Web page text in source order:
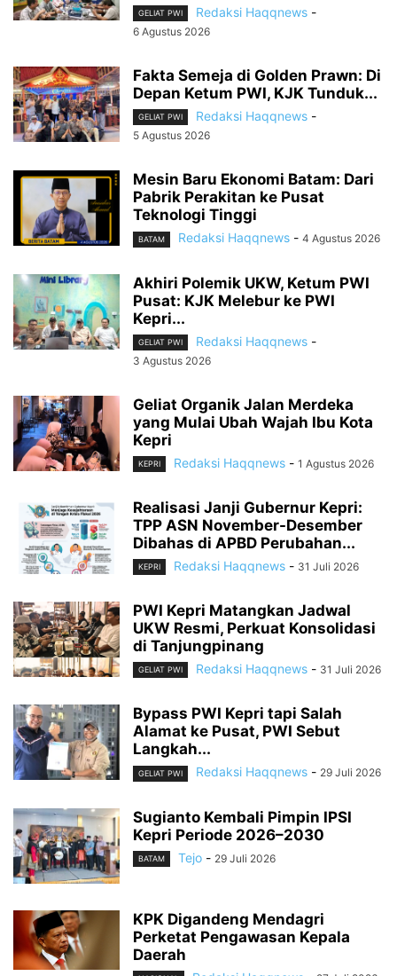
GELIAT PWI Redaksi Haqqnews -
6 Agustus 2026
Fakta Semeja di Golden Prawn: Di
Depan Ketum PWI, KJK Tunduk...
GELIAT PWI Redaksi Haqqnews -
5 Agustus 2026
Mesin Baru Ekonomi Batam: Dari
Pabrik Perakitan ke Pusat
Teknologi Tinggi
BATAM Redaksi Haqqnews - 4 Agustus 2026
Akhiri Polemik UKW, Ketum PWI
Pusat: KJK Melebur ke PWI
Kepri...
GELIAT PWI Redaksi Haqqnews -
3 Agustus 2026
Geliat Organik Jalan Merdeka
yang Mulai Ubah Wajah Ibu Kota
Kepri
KEPRI Redaksi Haqqnews - 1 Agustus 2026
Realisasi Janji Gubernur Kepri:
TPP ASN November-Desember
Dibahas di APBD Perubahan...
KEPRI Redaksi Haqqnews - 31 Juli 2026
PWI Kepri Matangkan Jadwal
UKW Resmi, Perkuat Konsolidasi
di Tanjungpinang
GELIAT PWI Redaksi Haqqnews - 31 Juli 2026
Bypass PWI Kepri tapi Salah
Alamat ke Pusat, PWI Sebut
Langkah...
GELIAT PWI Redaksi Haqqnews - 29 Juli 2026
Sugianto Kembali Pimpin IPSI
Kepri Periode 2026–2030
BATAM Tejo - 29 Juli 2026
KPK Digandeng Mendagri
Perketat Pengawasan Kepala
Daerah